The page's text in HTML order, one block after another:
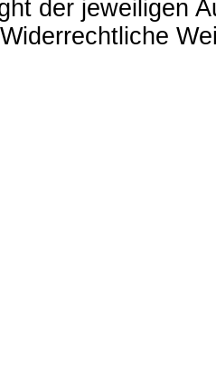
der jeweiligen
Widerrechtliche